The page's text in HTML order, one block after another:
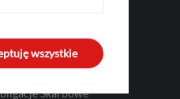
Skarbowe
wszystkie